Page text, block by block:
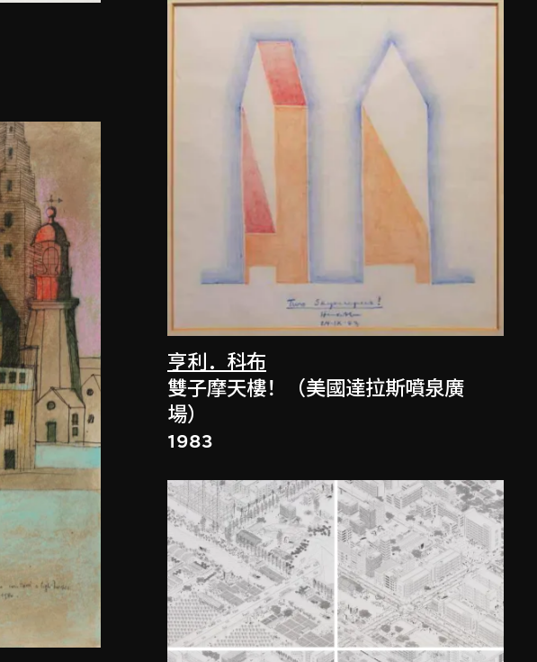
亨利．科布
雙子摩天樓！（美國達拉斯噴泉廣
場）
1983